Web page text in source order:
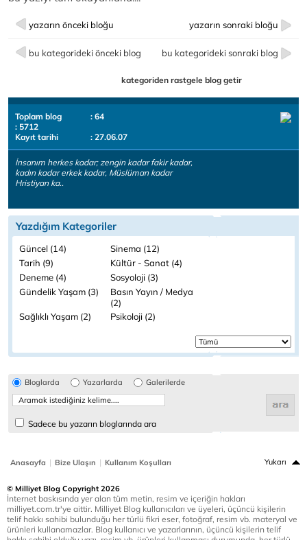
yazarın önceki bloğu yazarın sonraki bloğu
bu kategorideki önceki blog bu kategorideki sonraki blog
kategoriden rastgele blog getir
Toplam blog
: 64
: 5712
Kayıt tarihi
: 27.06.07
İnsanım herkes kadar; zengin kadar fakir kadar,
kadın kadar erkek kadar, Müslüman kadar
Hristiyan ka..
Yazdığım Kategoriler
Güncel (14)
Sinema (12)
Tarih (9)
Kültür - Sanat (4)
Deneme (4)
Sosyoloji (3)
Gündelik Yaşam (3)
Basın Yayın / Medya
(2)
Sağlıklı Yaşam (2) Psikoloji (2)
Bloglarda Yazarlarda Galerilerde
Sadece bu yazarın bloglarında ara
Anasayfa | Bize Ulaşın | Kullanım Koşulları Yukarı
© Milliyet Blog Copyright 2026
İnternet baskısında yer alan tüm metin, resim ve içeriğin hakları
milliyet.com.tr'ye aittir. Milliyet Blog kullanıcıları ve üyeleri, üçüncü kişilerin
telif hakkı sahibi bulunduğu her türlü fikri eser, fotoğraf, resim vb. materyal ve
ürünleri kullanamazlar. Blog kullanıcı ve yazarlarının, üçüncü kişilerin telif